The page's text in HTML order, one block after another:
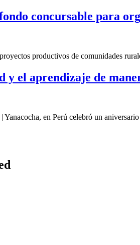
concursable para
productivos de comunidades
y el aprendizaje de
en Perú celebró un